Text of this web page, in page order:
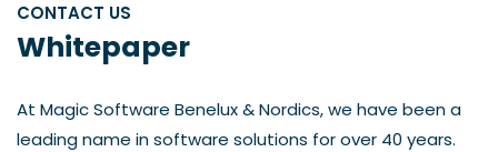
CONTACT US
Whitepaper
At Magic Software Benelux & Nordics, we have been a
leading name in software solutions for over 40 years.